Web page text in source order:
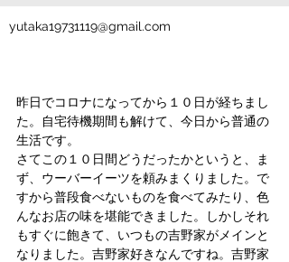
yutaka19731119@gmail.com
昨日でコロナになってから１０日が経ちまし
た。自宅待機期間も解けて、今日から普通の
生活です。
さてこの１０日間どうだったかというと、ま
ず、ウーバーイーツを頼みまくりました。で
すから普段食べないものを食べてみたり、色
んなお店の味を堪能できました。しかしそれ
もすぐに飽きて、いつもの吉野家がメインと
なりました。吉野家好きなんですね。吉野家